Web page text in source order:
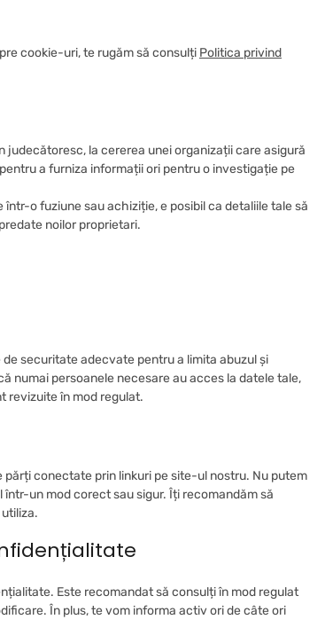
cookie-uri, te rugăm să consulți Politica privind
judecătoresc, la cererea unei organizații care asigură
a furniza informații ori pentru o investigație pe
o fuziune sau achiziție, e posibil ca detaliile tale să
noilor proprietari.
securitate adecvate pentru a limita abuzul și
numai persoanele necesare au acces la datele tale,
revizuite în mod regulat.
conectate prin linkuri pe site-ul nostru. Nu putem
un mod corect sau sigur. Îți recomandăm să
Este recomandat să consulți în mod regulat
În plus, te vom informa activ ori de câte ori